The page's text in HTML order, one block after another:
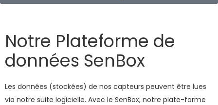
Notre Plateforme de
données SenBox
Les données (stockées) de nos capteurs peuvent être lues
via notre suite logicielle. Avec le SenBox, notre plate-forme